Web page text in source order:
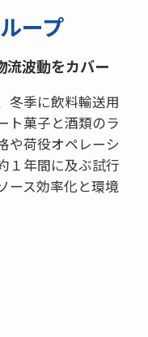
ープ
流波動をカバー
冬季に飲料輸送用
ト菓子と酒類のラ
や荷役オペレーシ
１年間に及ぶ試行
ース効率化と環境